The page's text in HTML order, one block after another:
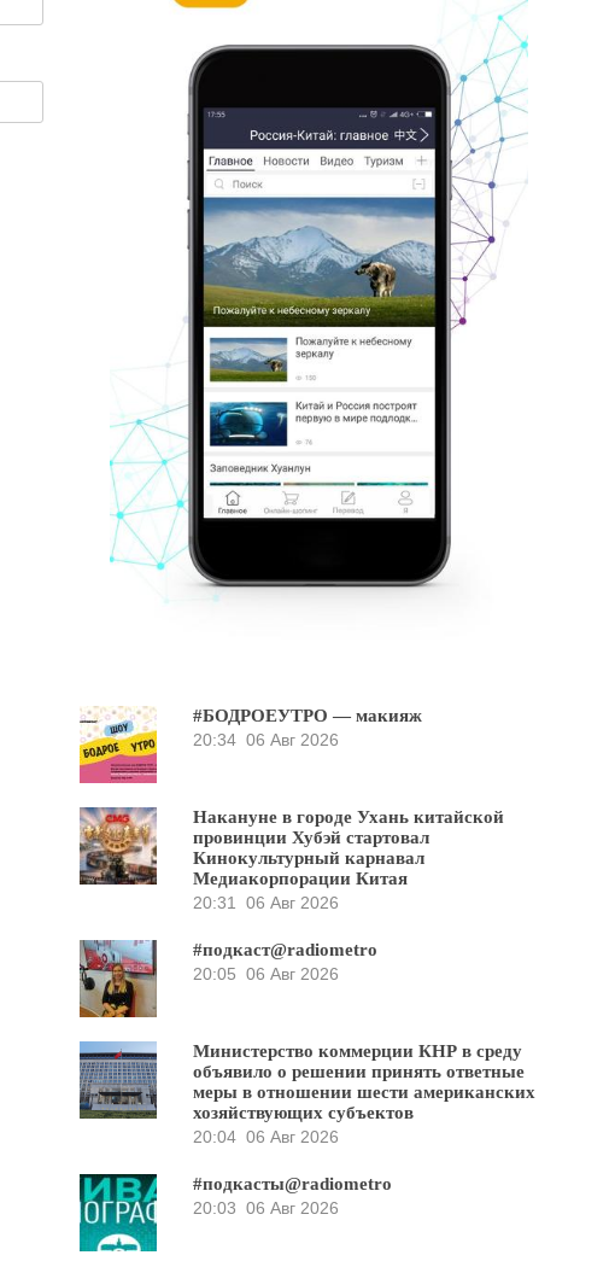
#БОДРОЕУТРО — макияж
20:34 06 Авг 2026
Накануне в городе Ухань китайской
провинции Хубэй стартовал
Кинокультурный карнавал
Медиакорпорации Китая
20:31
06 Авг 2026
#подкаст@radiometro
20:05 06 Авг 2026
Министерство коммерции КНР в среду
объявило о решении принять ответные
меры в отношении шести американских
хозяйствующих субъектов
20:04 06 Авг 2026
#подкасты@radiometro
20:03 06 Авг 2026